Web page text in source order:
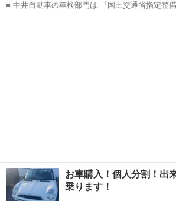
■ 中井自動車の車検部門は 『国土交通省指定整
お車購入！個人分割！出
乗ります！